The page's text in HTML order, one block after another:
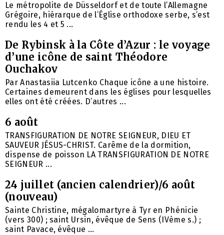
Le métropolite de Düsseldorf et de toute l’Allemagne
Grégoire, hiérarque de l’Église orthodoxe serbe, s’est
rendu les 4 et 5 ...
De Rybinsk à la Côte d’Azur : le voyage
d’une icône de saint Théodore
Ouchakov
Par Anastasiia Lutcenko Chaque icône a une histoire.
Certaines demeurent dans les églises pour lesquelles
elles ont été créées. D’autres ...
6 août
TRANSFIGURATION DE NOTRE SEIGNEUR, DIEU ET
SAUVEUR JÉSUS-CHRIST. Carême de la dormition,
dispense de poisson LA TRANSFIGURATION DE NOTRE
SEIGNEUR ...
24 juillet (ancien calendrier)/6 août
(nouveau)
Sainte Christine, mégalomartyre à Tyr en Phénicie
(vers 300) ; saint Ursin, évêque de Sens (IVème s.) ;
saint Pavace, évêque ...